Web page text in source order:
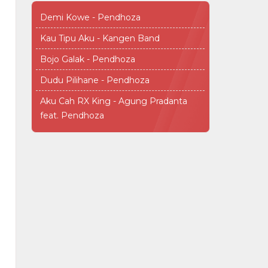
Demi Kowe - Pendhoza
Kau Tipu Aku - Kangen Band
Bojo Galak - Pendhoza
Dudu Pilihane - Pendhoza
Aku Cah RX King - Agung Pradanta
feat. Pendhoza